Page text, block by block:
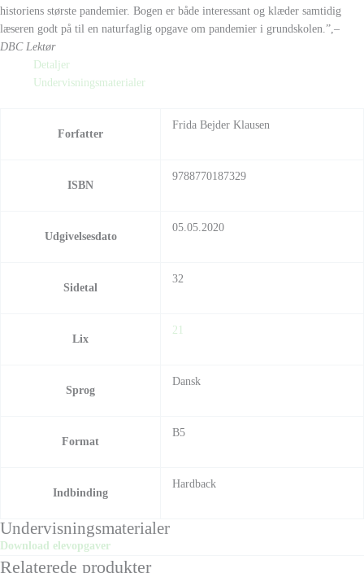
historiens største pandemier. Bogen er både interessant og klæder samtidig
læseren godt på til en naturfaglig opgave om pandemier i grundskolen.”, –
DBC Lektør
Detaljer
Undervisningsmaterialer
Forfatter
Frida Bejder Klausen
ISBN
9788770187329
Udgivelsesdato
05.05.2020
Sidetal
32
Lix
21
Sprog
Dansk
Format
B5
Indbinding
Hardback
Undervisningsmaterialer
Download elevopgaver
Relaterede produkter